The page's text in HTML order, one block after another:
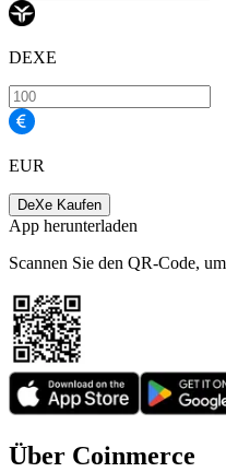
DEXE
EUR
DeXe Kaufen
App herunterladen
Scannen Sie den QR-Code,
Über Coinmerce